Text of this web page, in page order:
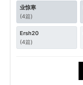
业惊寒
(4篇)
Ersh20
(4篇)